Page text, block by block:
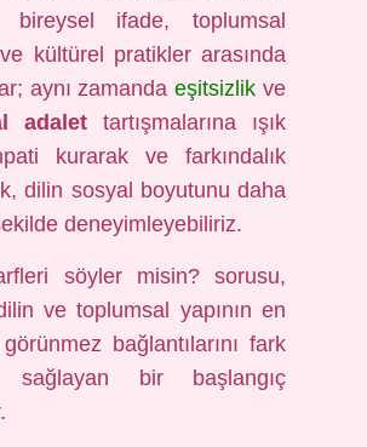
bireysel ifade, toplumsal
kültürel pratikler arasında
aynı zamandaeşitsizlik ve
adalet tartışmalarına ışık
kurarak ve farkındalık
dilin sosyal boyutunu daha
deneyimleyebiliriz.
söyler misin? sorusu,
ve toplumsal yapının en
bağlantılarını fark
sağlayan bir başlangıç